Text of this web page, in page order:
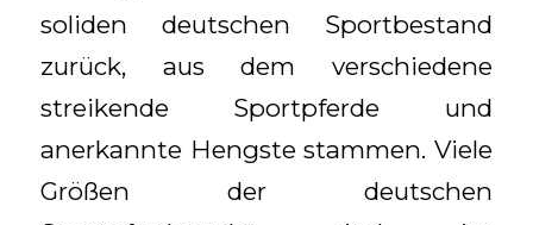
soliden deutschen Sportbestand
zurück, aus dem verschiedene
streikende Sportpferde und
anerkannte Hengste stammen. Viele
Größen der deutschen